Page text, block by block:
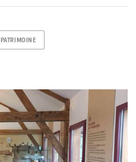
PATRIMOINE